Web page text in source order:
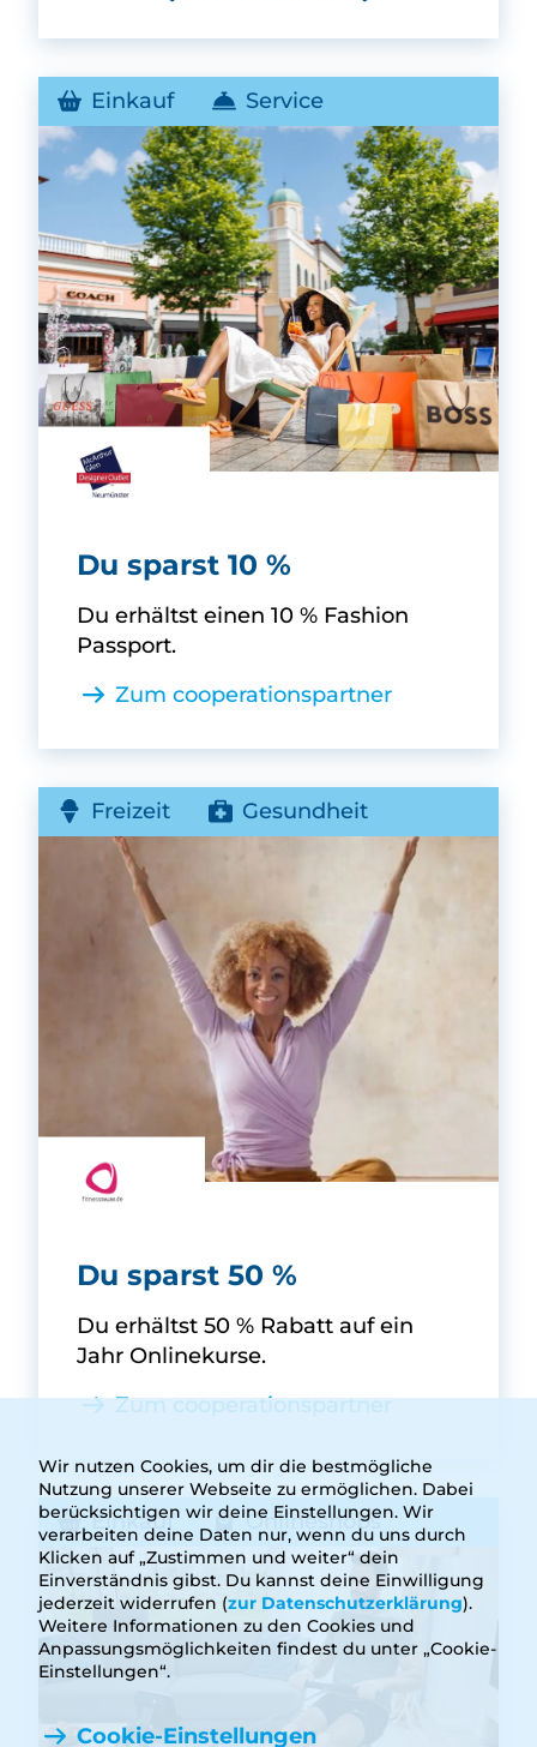
Wir nutzen Cookies, um dir die bestmögliche
Nutzung unserer Webseite zu ermöglichen. Dabei
berücksichtigen wir deine Einstellungen. Wir
verarbeiten deine Daten nur, wenn du uns durch
Klicken auf „Zustimmen und weiter“ dein
Einverständnis gibst. Du kannst deine Einwilligung
jederzeit widerrufen (zur Datenschutzerklärung).
Weitere Informationen zu den Cookies und
Anpassungsmöglichkeiten findest du unter „Cookie-
Einstellungen“.
Cookie-Einstellungen
Einkauf Service
Designer Outlet Neumünster -
Du sparst 10 %
Du erhältst einen 10 % Fashion
Passport.
Zum cooperationspartner
Freizeit Gesundheit
fitnessRAUM.de -
Du sparst 50 %
Du erhältst 50 % Rabatt auf ein
Jahr Onlinekurse.
Zum cooperationspartner
Einkauf Onlineshops